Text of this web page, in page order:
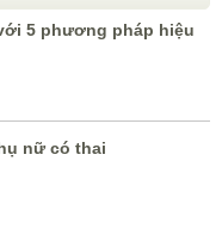
5 phương pháp hiệu
nữ có thai